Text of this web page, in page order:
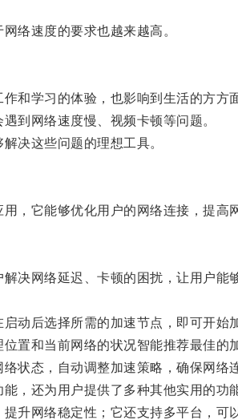
络速度的要求也越来越高。
学习的体验，也影响到生活的方方面
网络速度慢、视频卡顿等问题。
决这些问题的理想工具。
它能够优化用户的网络连接，提高
网络延迟、卡顿的困扰，让用户能
后选择所需的加速节点，即可开始加
和当前网络的状况智能推荐最佳的
态，自动调整加速策略，确保网络
还为用户提供了多种其他实用的功能
网络稳定性；它还支持多平台，可